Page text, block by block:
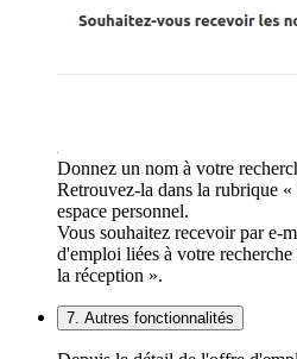
Donnez un nom à votre
Retrouvez-la dans la rubrique
espace personnel.
Vous souhaitez recevoir par e-
d'emploi liées à votre
la réception ».
7. Autres fonctionnalités